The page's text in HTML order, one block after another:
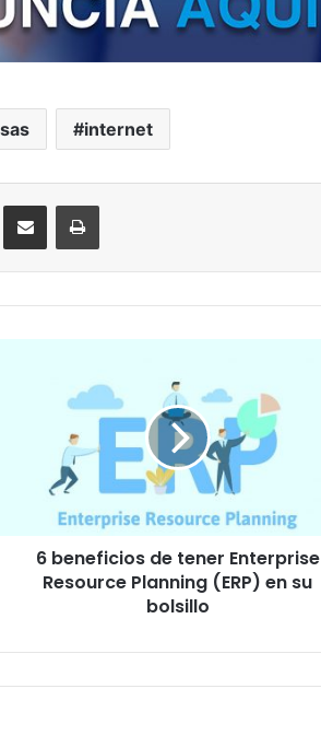
internet
Compartir por correo electrónicoImprimir
6 beneficios de tener Enterprise
Resource Planning (ERP) en su
bolsillo